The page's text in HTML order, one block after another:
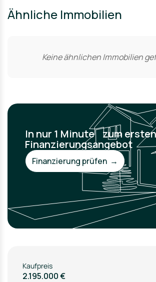
Ähnliche Immobilien
Keine ähnlichen Immobilien
In nur 1 Minute zum ersten
Finanzierungsangebot
Finanzierung prüfen →
Kaufpreis
2.195.000 €